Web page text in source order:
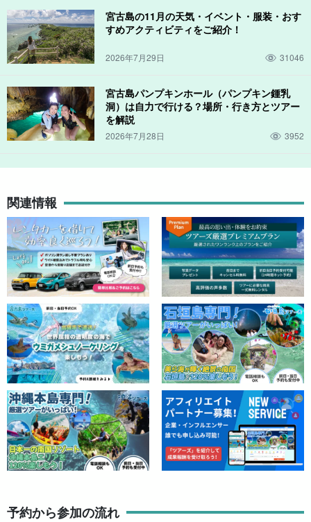
宮古島の11月の天気・イベント・服装・おす
すめアクティビティをご紹介！
2026年7月29日 31046
宮古島パンプキンホール（パンプキン鍾乳
洞）は自力で行ける？場所・行き方とツアー
を解説
2026年7月28日 3952
関連情報
予約から参加の流れ